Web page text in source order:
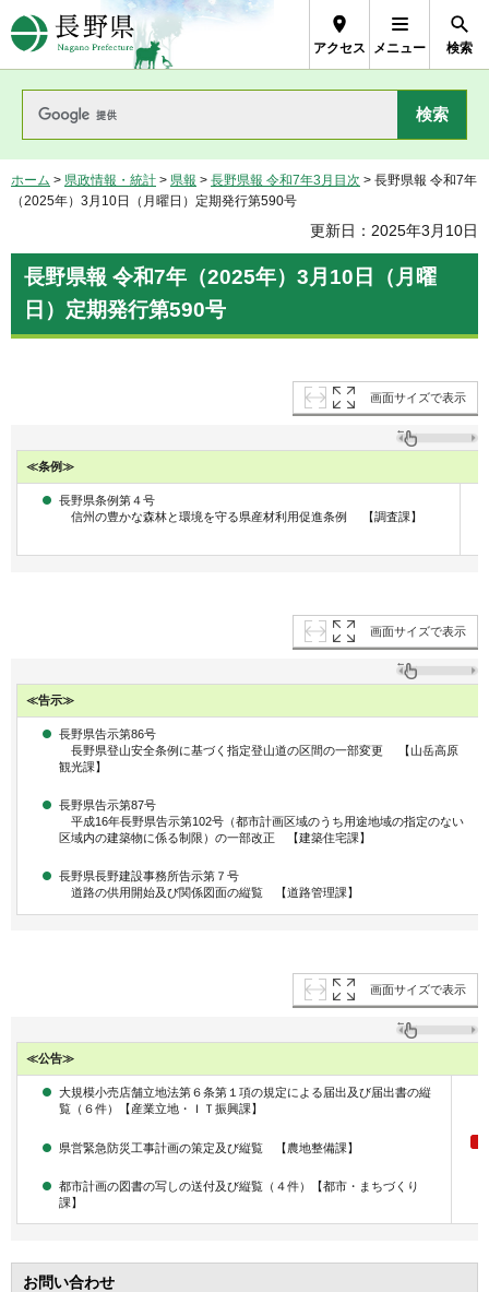
長野県Nagano Prefecture
アクセス メニュー 検索
ホーム > 県政情報・統計 > 県報 > 長野県報 令和7年3月目次 > 長野県報 令和7年
（2025年）3月10日（月曜日）定期発行第590号
更新日：2025年3月10日
長野県報 令和7年（2025年）3月10日（月曜
日）定期発行第590号
画面サイズで表示
≪条例≫
長野県条例第４号
信州の豊かな森林と環境を守る県産材利用促進条例 【調査課】
画面サイズで表示
≪告示≫
長野県告示第86号
長野県登山安全条例に基づく指定登山道の区間の一部変更 【山岳高原
観光課】
長野県告示第87号
平成16年長野県告示第102号（都市計画区域のうち用途地域の指定のない
区域内の建築物に係る制限）の一部改正 【建築住宅課】
長野県長野建設事務所告示第７号
道路の供用開始及び関係図面の縦覧 【道路管理課】
画面サイズで表示
≪公告≫
大規模小売店舗立地法第６条第１項の規定による届出及び届出書の縦
覧（６件）【産業立地・ＩＴ振興課】
県営緊急防災工事計画の策定及び縦覧 【農地整備課】
都市計画の図書の写しの送付及び縦覧（４件）【都市・まちづくり
課】
お問い合わせ